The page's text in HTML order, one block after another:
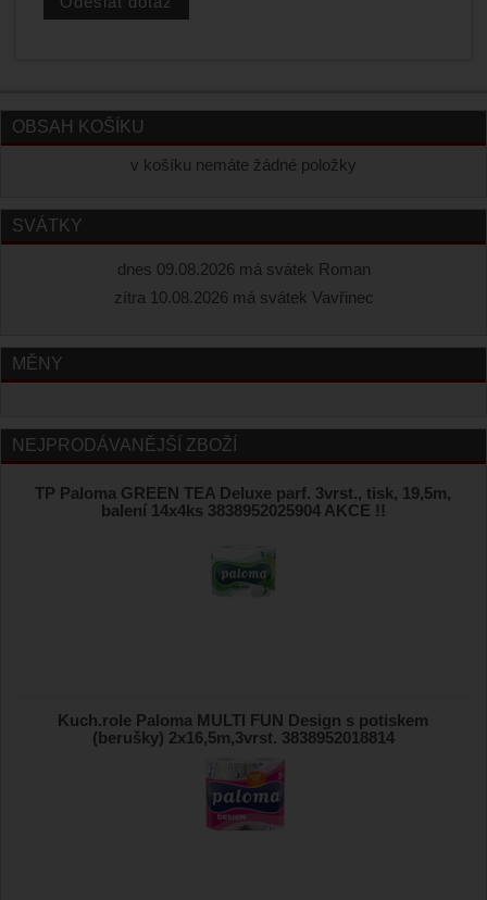
OBSAH KOŠÍKU
v košíku nemáte žádné položky
SVÁTKY
dnes 09.08.2026 má svátek Roman
zítra 10.08.2026 má svátek Vavřinec
MĚNY
NEJPRODÁVANĚJŠÍ ZBOŽÍ
TP Paloma GREEN TEA Deluxe parf. 3vrst., tisk, 19,5m,
balení 14x4ks 3838952025904 AKCE !!
Kuch.role Paloma MULTI FUN Design s potiskem
(berušky) 2x16,5m,3vrst. 3838952018814